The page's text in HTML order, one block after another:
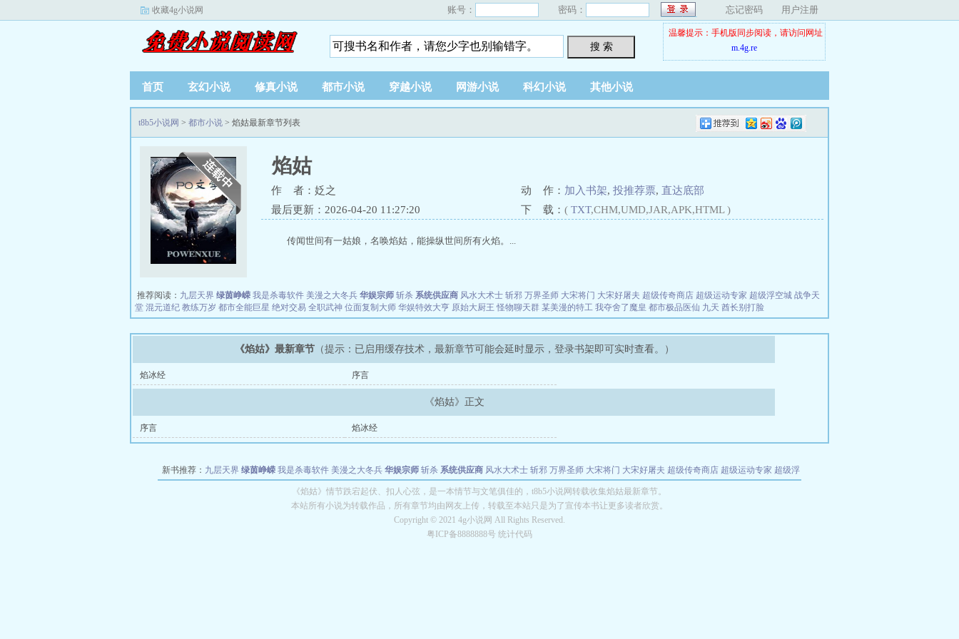
收藏4g小说网 账号： 密码： 忘记密码 用户注册
搜 索
温馨提示：手机版同步阅读，请访问网址
m.4g.re
首页 玄幻小说 修真小说 都市小说 穿越小说 网游小说 科幻小说 其他小说
t8b5小说网 > 都市小说 > 焰姑最新章节列表
焰姑
作 者：姂之 动 作： 加入书架, 投推荐票, 直达底部
最后更新：2026-04-20 11:27:20
下 载： ( TXT,CHM,UMD,JAR,APK,HTML )
传闻世间有一姑娘，名唤焰姑，能操纵世间所有火焰。...
推荐阅读： 九层天界 绿茵峥嵘 我是杀毒软件 美漫之大冬兵 华娱宗师 斩杀 系统供应商 风水大术士 斩邪 万界圣师 大宋将门 大宋好屠夫 超级传奇商店 超级运动专家 超级浮空城 战争天
堂 混元道纪 教练万岁 都市全能巨星 绝对交易 全职武神 位面复制大师 华娱特效大亨 原始大厨王 怪物聊天群 某美漫的特工 我夺舍了魔皇 都市极品医仙 九天 酋长别打脸
《焰姑》最新章节 （提示：已启用缓存技术，最新章节可能会延时显示，登录书架即可实时查看。）
焰冰经 序言
《焰姑》正文
序言 焰冰经
新书推荐： 九层天界 绿茵峥嵘 我是杀毒软件 美漫之大冬兵 华娱宗师 斩杀 系统供应商 风水大术士 斩邪 万界圣师 大宋将门 大宋好屠夫 超级传奇商店 超级运动专家 超级浮
都市全能巨星 绝对交易 全职武神 位面复制大师 华娱特效大亨 原始大厨王 怪物聊天群 某美漫的特工
长别打脸
《焰姑》情节跌宕起伏、扣人心弦，是一本情节与文笔俱佳的，t8b5小说网转载收集焰姑最新章节。
本站所有小说为转载作品，所有章节均由网友上传，转载至本站只是为了宣传本书让更多读者欣赏。
Copyright © 2021 4g小说网 All Rights Reserved.
粤ICP备8888888号 统计代码